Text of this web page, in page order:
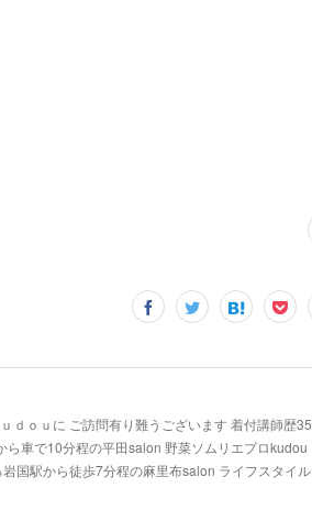
ｄｏｕに ご訪問有り難うございます 着付講師歴35
車で10分程の平田salon 野菜ソムリエプロkudou
国駅から徒歩7分程の麻里布salon ライフスタイル